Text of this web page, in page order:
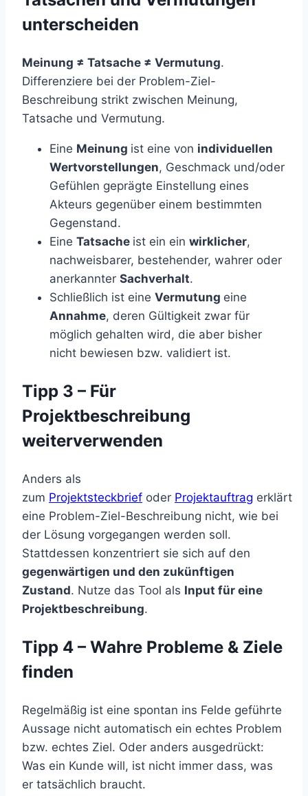
unterscheiden
Meinung ≠ Tatsache ≠ Vermutung.
Differenziere bei der Problem-Ziel-
Beschreibung strikt zwischen Meinung,
Tatsache und Vermutung.
Eine Meinung ist eine von individuellen
Wertvorstellungen, Geschmack und/oder
Gefühlen geprägte Einstellung eines
Akteurs gegenüber einem bestimmten
Gegenstand.
Eine Tatsache ist ein ein wirklicher,
nachweisbarer, bestehender, wahrer oder
anerkannter Sachverhalt.
Schließlich ist eine Vermutung eine
Annahme, deren Gültigkeit zwar für
möglich gehalten wird, die aber bisher
nicht bewiesen bzw. validiert ist.
Tipp 3 – Für
Projektbeschreibung
weiterverwenden
Anders als
zum Projektsteckbrief oder Projektauftrag erklärt
eine Problem-Ziel-Beschreibung nicht, wie bei
der Lösung vorgegangen werden soll.
Stattdessen konzentriert sie sich auf den
gegenwärtigen und den zukünftigen
Zustand. Nutze das Tool als Input für eine
Projektbeschreibung.
Tipp 4 – Wahre Probleme & Ziele
finden
Regelmäßig ist eine spontan ins Felde geführte
Aussage nicht automatisch ein echtes Problem
bzw. echtes Ziel. Oder anders ausgedrückt:
Was ein Kunde will, ist nicht immer dass, was
er tatsächlich braucht.